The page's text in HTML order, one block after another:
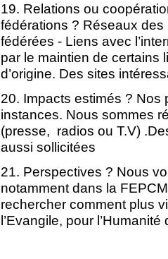
19. Relations ou
fédérations ? Réseaux
fédérées - Liens avec
par le maintien de certains
d’origine. Des sites
20. Impacts estimés ? Nos
instances. Nous sommes
(presse, radios ou T.V)
aussi sollicitées
21. Perspectives ? Nous
notamment dans la
rechercher comment plus
l’Evangile, pour l’Humanité